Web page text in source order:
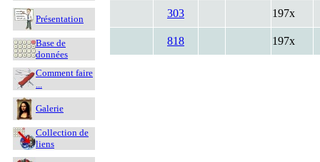
Présentation
Base de
données
Comment faire
...
Galerie
Collection de
liens
303 197x
818 197x